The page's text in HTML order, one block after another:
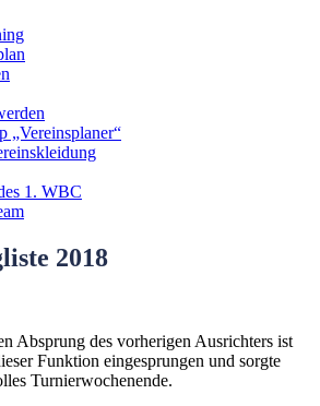
„Vereinsplaner“
1. WBC
2018
Absprung des vorherigen Ausrichters ist
Funktion eingesprungen und sorgte
Turnierwochenende.